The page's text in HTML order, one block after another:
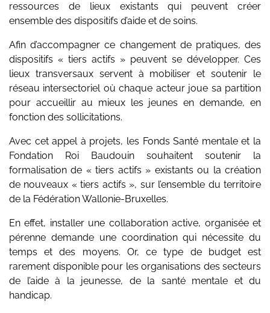
ressources de lieux existants qui peuvent créer
ensemble des dispositifs d’aide et de soins.
Afin d’accompagner ce changement de pratiques, des
dispositifs « tiers actifs » peuvent se développer. Ces
lieux transversaux servent à mobiliser et soutenir le
réseau intersectoriel où chaque acteur joue sa partition
pour accueillir au mieux les jeunes en demande, en
fonction des sollicitations.
Avec cet appel à projets, les Fonds Santé mentale et la
Fondation Roi Baudouin souhaitent soutenir la
formalisation de « tiers actifs » existants ou la création
de nouveaux « tiers actifs », sur l’ensemble du territoire
de la Fédération Wallonie-Bruxelles.
En effet, installer une collaboration active, organisée et
pérenne demande une coordination qui nécessite du
temps et des moyens. Or, ce type de budget est
rarement disponible pour les organisations des secteurs
de l’aide à la jeunesse, de la santé mentale et du
handicap.